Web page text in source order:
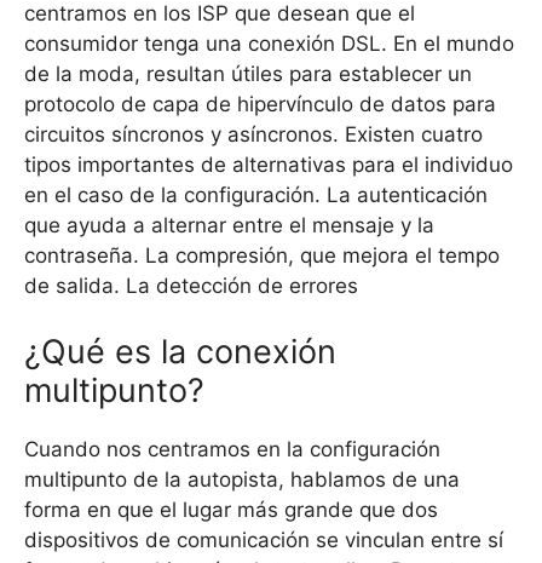
centramos en los ISP que desean que el
consumidor tenga una conexión DSL. En el mundo
de la moda, resultan útiles para establecer un
protocolo de capa de hipervínculo de datos para
circuitos síncronos y asíncronos. Existen cuatro
tipos importantes de alternativas para el individuo
en el caso de la configuración. La autenticación
que ayuda a alternar entre el mensaje y la
contraseña. La compresión, que mejora el tempo
de salida. La detección de errores
¿Qué es la conexión
multipunto?
Cuando nos centramos en la configuración
multipunto de la autopista, hablamos de una
forma en que el lugar más grande que dos
dispositivos de comunicación se vinculan entre sí